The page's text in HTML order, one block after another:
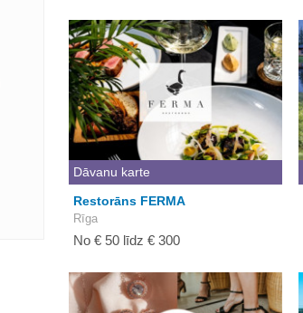
Dāvanu karte
Restorāns FERMA
Rīga
No € 50 līdz € 300